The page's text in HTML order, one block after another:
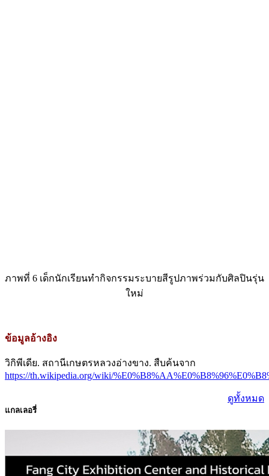
ภาพที่ 6 เด็กนักเรียนทำกิจกรรมระบายสีรูปภาพร่วมกับศิลปินรุ่น
ใหม่
ข้อมูลอ้างอิง
วิกิพีเดีย. สถานีเกษตรหลวงอ่างขาง. สืบค้นจาก
https://th.wikipedia.org/wiki/
แกลเลอรี่
ดูทั้งหมด